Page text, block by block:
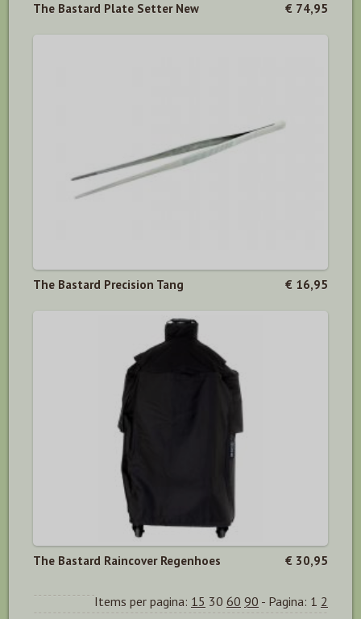
The Bastard Plate Setter New € 74,95
The Bastard Precision Tang € 16,95
The Bastard Raincover Regenhoes € 30,95
Items per pagina: 15 30 60 90 - Pagina: 1 2